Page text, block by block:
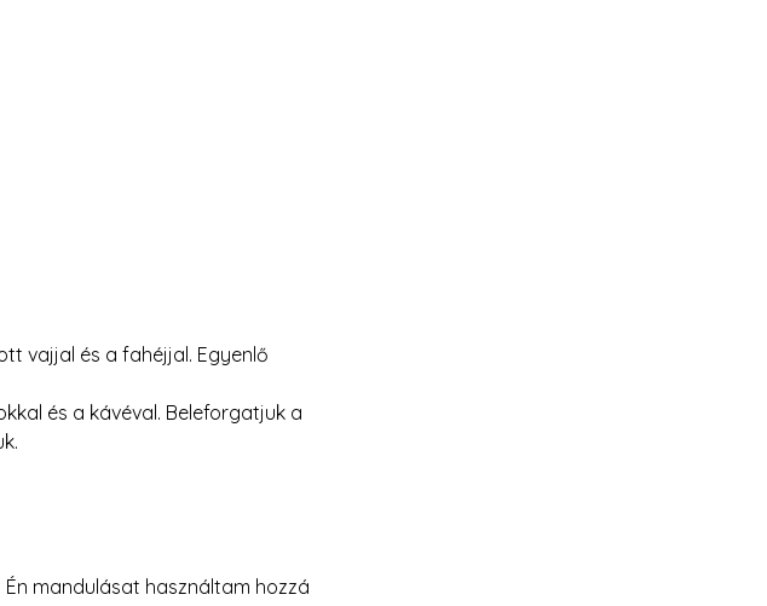
vajjal és a fahéjjal. Egyenlő
és a kávéval. Beleforgatjuk a
mandulásat használtam hozzá